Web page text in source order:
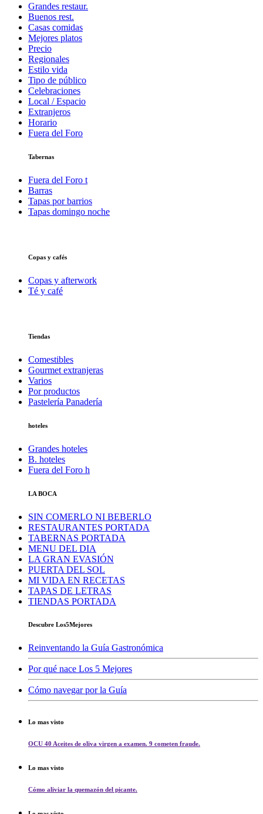
Grandes restaur.
Buenos rest.
Casas comidas
Mejores platos
Precio
Regionales
Estilo vida
Tipo de público
Celebraciones
Local / Espacio
Extranjeros
Horario
Fuera del Foro
Tabernas
Fuera del Foro t
Barras
Tapas por barrios
Tapas domingo noche
Copas y cafés
Copas y afterwork
Té y café
Tiendas
Comestibles
Gourmet extranjeras
Varios
Por productos
Pastelería Panadería
hoteles
Grandes hoteles
B. hoteles
Fuera del Foro h
LA BOCA
SIN COMERLO NI BEBERLO
RESTAURANTES PORTADA
TABERNAS PORTADA
MENU DEL DIA
LA GRAN EVASIÓN
PUERTA DEL SOL
MI VIDA EN RECETAS
TAPAS DE LETRAS
TIENDAS PORTADA
Descubre Los5Mejores
Reinventando la Guía Gastronómica
Por qué nace Los 5 Mejores
Cómo navegar por la Guía
Lo mas visto
OCU 40 Aceites de oliva virgen a examen. 9 cometen fraude.
Lo mas visto
Cómo aliviar la quemazón del picante.